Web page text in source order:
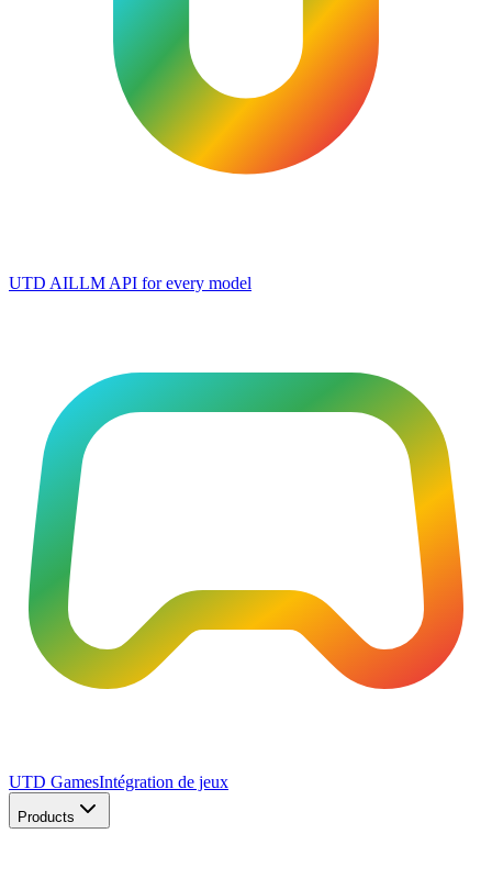
UTD AILLM API for every model
UTD GamesIntégration de jeux
Products